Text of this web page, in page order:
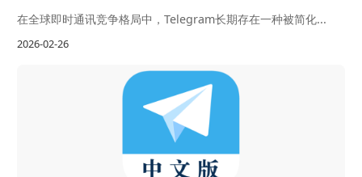
在全球即时通讯竞争格局中，Telegram长期存在一种被简化...
2026-02-26